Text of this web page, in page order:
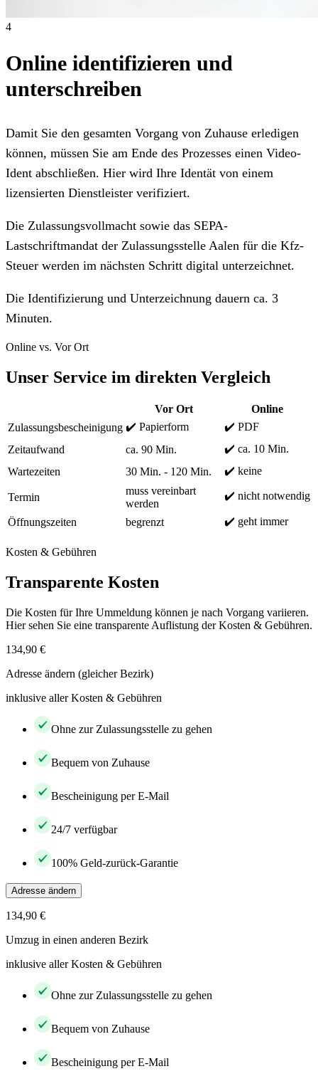
4
Online identifizieren und
unterschreiben
Damit Sie den gesamten Vorgang von Zuhause erledigen
können, müssen Sie am Ende des Prozesses einen Video-
Ident abschließen. Hier wird Ihre Identät von einem
lizensierten Dienstleister verifiziert.
Die Zulassungsvollmacht sowie das SEPA-
Lastschriftmandat der Zulassungsstelle Aalen für die Kfz-
Steuer werden im nächsten Schritt digital unterzeichnet.
Die Identifizierung und Unterzeichnung dauern ca. 3
Minuten.
Online vs. Vor Ort
Unser Service im direkten Vergleich
Vor Ort
Online
Zulassungsbescheinigung ✔️ Papierform
✔️ PDF
Zeitaufwand
ca. 90 Min.
✔️ ca. 10 Min.
Wartezeiten
30 Min. - 120 Min. ✔️ keine
Termin
muss vereinbart
werden
✔️ nicht notwendig
Öffnungszeiten begrenzt ✔️ geht immer
Kosten & Gebühren
Transparente Kosten
Die Kosten für Ihre Ummeldung können je nach Vorgang variieren.
Hier sehen Sie eine transparente Auflistung der Kosten & Gebühren.
134,90 €
Adresse ändern (gleicher Bezirk)
inklusive aller Kosten & Gebühren
Ohne zur Zulassungsstelle zu gehen
Bequem von Zuhause
Bescheinigung per E-Mail
24/7 verfügbar
100% Geld-zurück-Garantie
Adresse ändern
134,90 €
Umzug in einen anderen Bezirk
inklusive aller Kosten & Gebühren
Ohne zur Zulassungsstelle zu gehen
Bequem von Zuhause
Bescheinigung per E-Mail